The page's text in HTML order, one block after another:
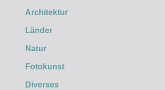
Architektur
Länder
Natur
Fotokunst
Diverses